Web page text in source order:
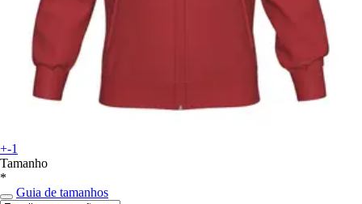
+-1
Tamanho
*
Guia de tamanhos